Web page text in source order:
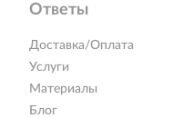
Ответы
Доставка/Оплата
Услуги
Материалы
Блог